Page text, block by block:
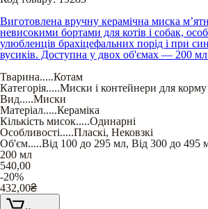
Виготовлена вручну керамічна миска
невисокими бортами для котів і собак,
улюбленців брахіцефальних порід і при
вусиків. Доступна у двох об'ємах — 200 мл
Тварина.....Котам
Категорія.....Миски і контейнери для корму
Вид.....Миски
Матеріал.....Кераміка
Кількість мисок.....Одинарні
Особливості.....Пласкі, Нековзкі
Об'єм.....Від 100 до 295 мл, Від 300 до 495
200 мл
540,00
-20%
432,00₴